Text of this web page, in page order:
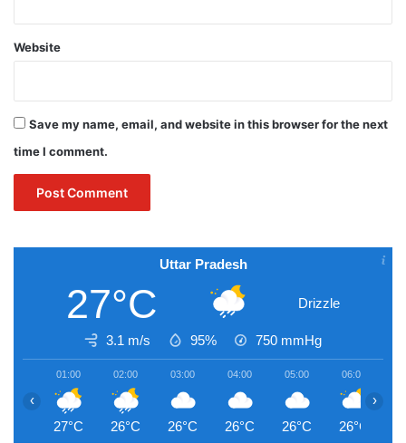
Website
Save my name, email, and website in this browser for the next
time I comment.
Uttar Pradesh
27°C Drizzle
3.1 m/s 95% 750 mmHg
01:00
27°C
02:00
26°C
03:00
26°C
04:00
26°C
05:00
26°C
06:00
26°C
‹ ›